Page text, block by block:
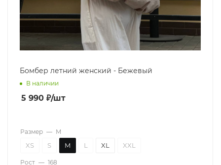
Бомбер летний женский - Бежевый
В наличии
5 990 ₽/шт
Размер — M
XS S M L XL XXL
Рост — 168